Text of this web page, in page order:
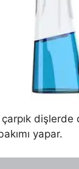
çarpık
yapar.